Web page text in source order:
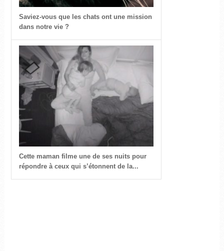
Saviez-vous que les chats ont une mission
dans notre vie ?
Cette maman filme une de ses nuits pour
répondre à ceux qui s’étonnent de la...